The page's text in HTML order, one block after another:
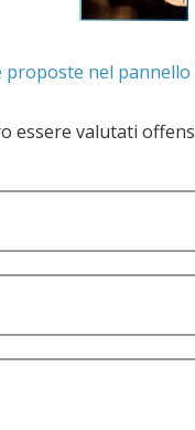
tra quelle proposte nel pannello
della dignità del